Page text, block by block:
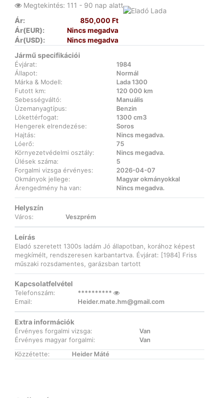
Megtekintés: 111 - 90 nap alatt
Ár:
850,000 Ft
Ár(EUR):
Nincs megadva
Ár(USD):
Nincs megadva
Jármű specifikációi
Évjárat:
1984
Állapot:
Normál
Márka & Modell:
Lada 1300
Futott km:
120 000 km
Sebességváltó:
Manuális
Üzemanyagtípus:
Benzin
Lökettérfogat:
1300 cm3
Hengerek elrendezése:
Soros
Hajtás:
Nincs megadva.
Lóerő:
75
Környezetvédelmi osztály:
Nincs megadva.
Ülések száma:
5
Forgalmi vizsga érvényes:
2026-04-07
Okmányok jellege:
Magyar okmányokkal
Árengedmény ha van:
Nincs megadva.
Helyszín
Város: Veszprém
Leírás
Eladó szeretett 1300s ladám Jó állapotban, korához képest
megkímélt, rendszeresen karbantartva. Évjárat: [1984] Friss
műszaki rozsdamentes, garázsban tartott
Kapcsolatfelvétel
Telefonszám:
**********
Email:
Heider.mate.hm@gmail.com
Extra információk
Érvényes forgalmi vizsga:
Van
Érvényes magyar forgalmi:
Van
Közzétette:
Heider Máté